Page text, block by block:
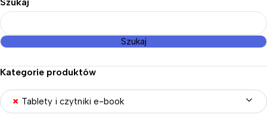
Szukaj
Kategorie produktów
× Tablety i czytniki e-book